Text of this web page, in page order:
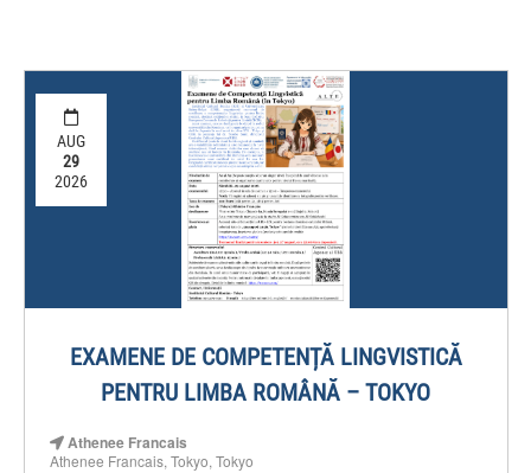
AUG
29
2026
EXAMENE DE COMPETENȚĂ LINGVISTICĂ
PENTRU LIMBA ROMÂNĂ – TOKYO
Athenee Francais
Athenee Francais, Tokyo, Tokyo